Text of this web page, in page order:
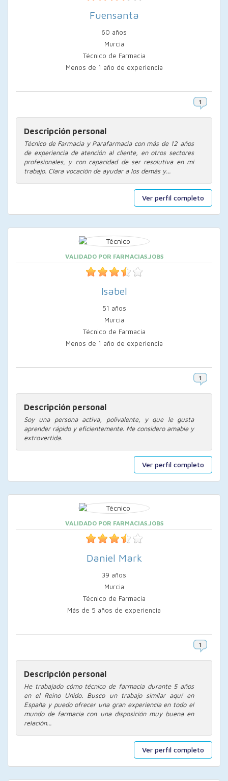
Ver perfil completo
Fuensanta
60 años
Murcia
Técnico de Farmacia
Menos de 1 año de experiencia
Descripción personal
Técnico de Farmacia y Parafarmacia con más de 12 años
de experiencia de atención al cliente, en otros sectores
profesionales, y con capacidad de ser resolutiva en mi
trabajo. Clara vocación de ayudar a los demás y...
Ver perfil completo
VALIDADO POR FARMACIAS.JOBS
Isabel
51 años
Murcia
Técnico de Farmacia
Menos de 1 año de experiencia
Descripción personal
Soy una persona activa, polivalente, y que le gusta
aprender rápido y eficientemente. Me considero amable y
extrovertida.
Ver perfil completo
VALIDADO POR FARMACIAS.JOBS
Daniel Mark
39 años
Murcia
Técnico de Farmacia
Más de 5 años de experiencia
Descripción personal
He trabajado cómo técnico de farmacia durante 5 años
en el Reino Unido. Busco un trabajo similar aquí en
España y puedo ofrecer una gran experiencia en todo el
mundo de farmacia con una disposición muy buena en
relación...